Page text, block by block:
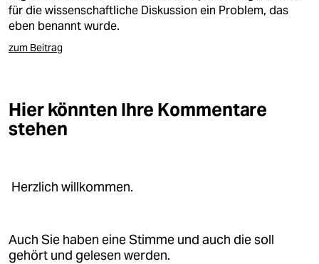
für die wissenschaftliche Diskussion ein Problem, das
eben benannt wurde.
zum Beitrag
Hier könnten Ihre Kommentare
stehen
Herzlich willkommen.
Auch Sie haben eine Stimme und auch die soll
gehört und gelesen werden.